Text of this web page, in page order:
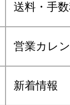
送料・手
営業カレ
新着情報